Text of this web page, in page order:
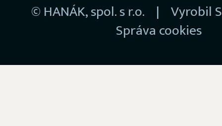
© HANÁK, spol. s r.o. | Vyrobil
Správa cookies